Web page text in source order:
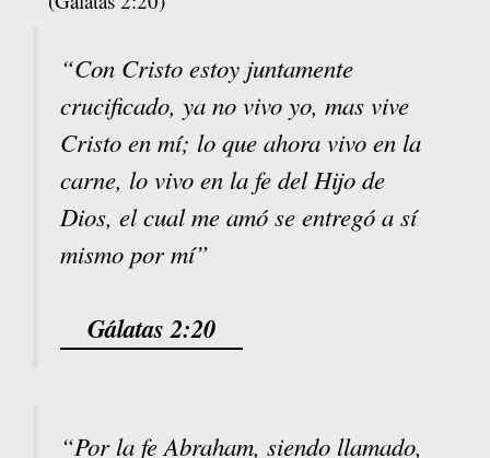
“Con Cristo estoy juntamente
crucificado, ya no vivo yo, mas vive
Cristo en mí; lo que ahora vivo en la
carne, lo vivo en la fe del Hijo de
Dios, el cual me amó se entregó a sí
mismo por mí”
Gálatas 2:20
“Por la fe Abraham, siendo llamado,